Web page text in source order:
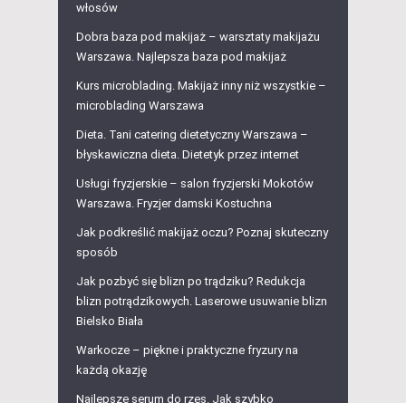
włosów
Dobra baza pod makijaż – warsztaty makijażu
Warszawa. Najlepsza baza pod makijaż
Kurs microblading. Makijaż inny niż wszystkie –
microblading Warszawa
Dieta. Tani catering dietetyczny Warszawa –
błyskawiczna dieta. Dietetyk przez internet
Usługi fryzjerskie – salon fryzjerski Mokotów
Warszawa. Fryzjer damski Kostuchna
Jak podkreślić makijaż oczu? Poznaj skuteczny
sposób
Jak pozbyć się blizn po trądziku? Redukcja
blizn potrądzikowych. Laserowe usuwanie blizn
Bielsko Biała
Warkocze – piękne i praktyczne fryzury na
każdą okazję
Najlepsze serum do rzęs. Jak szybko